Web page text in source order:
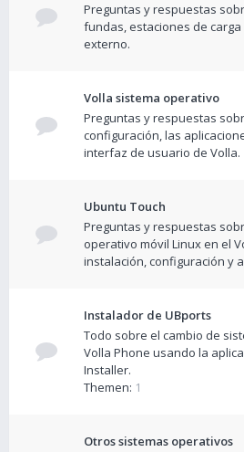
Preguntas y respuestas
fundas, estaciones de
externo.
Volla sistema operativo
Preguntas y respuestas
configuración, las
interfaz de usuario de Volla.
Ubuntu Touch
Preguntas y respuestas
operativo móvil Linux en el
instalación, configuración y
Instalador de UBports
Todo sobre el cambio de
Volla Phone usando la
Installer.
Themen: 1
Otros sistemas operativos